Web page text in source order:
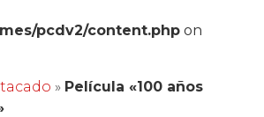
pcdv2/content.phpon
» Película «100 años